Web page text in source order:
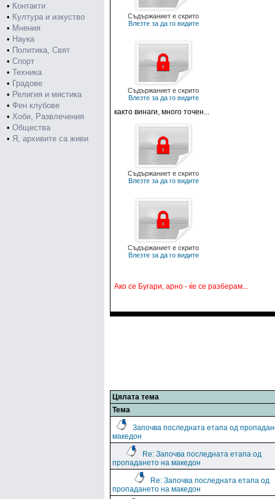
• Контакти
• Култура и изкуство
• Мнения
• Наука
• Политика, Свят
• Спорт
• Техника
• Градове
• Религия и мистика
• Фен клубове
• Хоби, Развлечения
• Общества
• Я, архивите са живи
Съдържаниет е скрито
Влезте за да го видите
Съдържаниет е скрито
Влезте за да го видите
както винаги, много точен...
Съдържаниет е скрито
Влезте за да го видите
Съдържаниет е скрито
Влезте за да го видите
Ако се Бугари, арно - ќе се разберам...
Цялата тема
Тема
Започва последната етапа од
македон
Re: Започва последната етапа од
пропадането на македон
Re: Започва последната етапа од
пропадането на македон